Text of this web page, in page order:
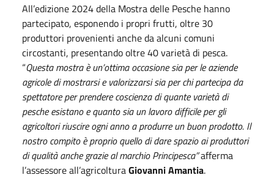
All’edizione 2024 della Mostra delle Pesche hanno
partecipato, esponendo i propri frutti, oltre 30
produttori provenienti anche da alcuni comuni
circostanti, presentando oltre 40 varietà di pesca.
“Questa mostra è un’ottima occasione sia per le aziende
agricole di mostrarsi e valorizzarsi sia per chi partecipa da
spettatore per prendere coscienza di quante varietà di
pesche esistano e quanto sia un lavoro difficile per gli
agricoltori riuscire ogni anno a produrre un buon prodotto. Il
nostro compito è proprio quello di dare spazio ai produttori
di qualità anche grazie al marchio Principesca”afferma
l’assessore all’agricolturaGiovanni Amantia.